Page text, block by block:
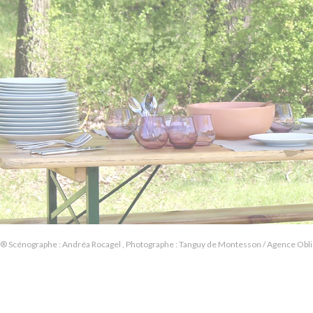
® Scénographe : Andréa Rocagel , Photographe : Tanguy de Montesson / Agence